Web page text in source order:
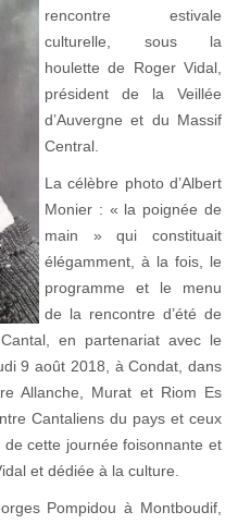
rencontre estivale
culturelle, sous la
houlette de Roger Vidal,
président de la Veillée
d’Auvergne et du Massif
Central.
La célèbre photo d’Albert
Monier : « la poignée de
main » qui constituait
élégamment, à la fois, le
programme et le menu
de la rencontre d’été de
en partenariat avec le
9 août 2018, à Condat, dans
Allanche, Murat et Riom Es
Cantaliens du pays et ceux
cette journée foisonnante et
et dédiée à la culture.
Pompidou à Montboudif,